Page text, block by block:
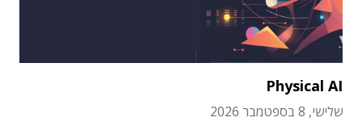
Physical AI
שלישי, 8 בספטמבר 2026